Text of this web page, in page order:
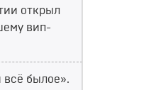
открыл
вип-
всё былое».